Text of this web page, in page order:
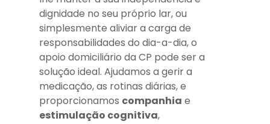
dignidade no seu próprio lar, ou
simplesmente aliviar a carga de
responsabilidades do dia-a-dia, o
apoio domiciliário da CP pode ser a
solução ideal. Ajudamos a gerir a
medicação, as rotinas diárias, e
proporcionamos companhia e
estimulação cognitiva,